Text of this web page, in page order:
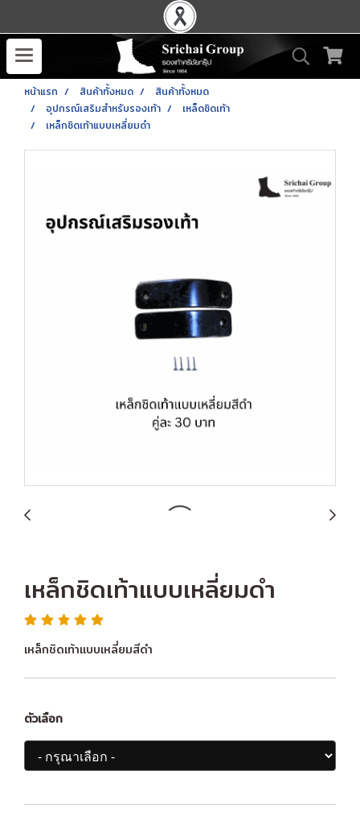
หน้าแรก สินค้าทั้งหมด
สินค้าทั้งหมด
อุปกรณ์เสริมสำหรับรองเท้า
เหล็ดชิดเท้า
เหล็กชิดเท้าแบบเหลี่ยมดำ
เหล็กชิดเท้าแบบเหลี่ยมดำ
เหล็กชิดเท้าแบบเหลี่ยมสีดำ
ตัวเลือก